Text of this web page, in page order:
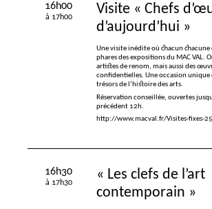
16h00
à 17h00
Visite « Chefs
d’aujourd’hui »
Une visite inédite où chacun
phares des expositions du MACVAL.
artistes de renom, mais aussi des
confidentielles. Une occasion unique
trésors de l’histoire des arts.
Réservation conseillée, ouvertes
précédent 12h.
http://www.macval.fr/Visites-fixes-
16h30
à 17h30
« Les clefs de l’art
contemporain »